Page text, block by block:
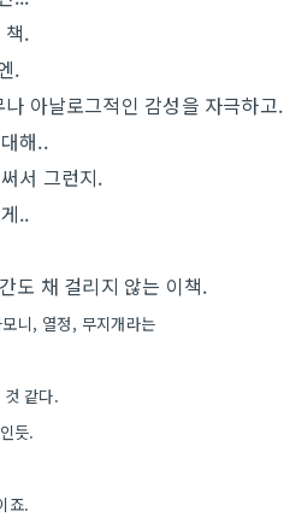
책.
.
아날로그적인 감성을 자극하고.
해..
서 그런지.
..
도 채 걸리지 않는 이책.
니, 열정, 무지개라는
같다.
듯.
죠.